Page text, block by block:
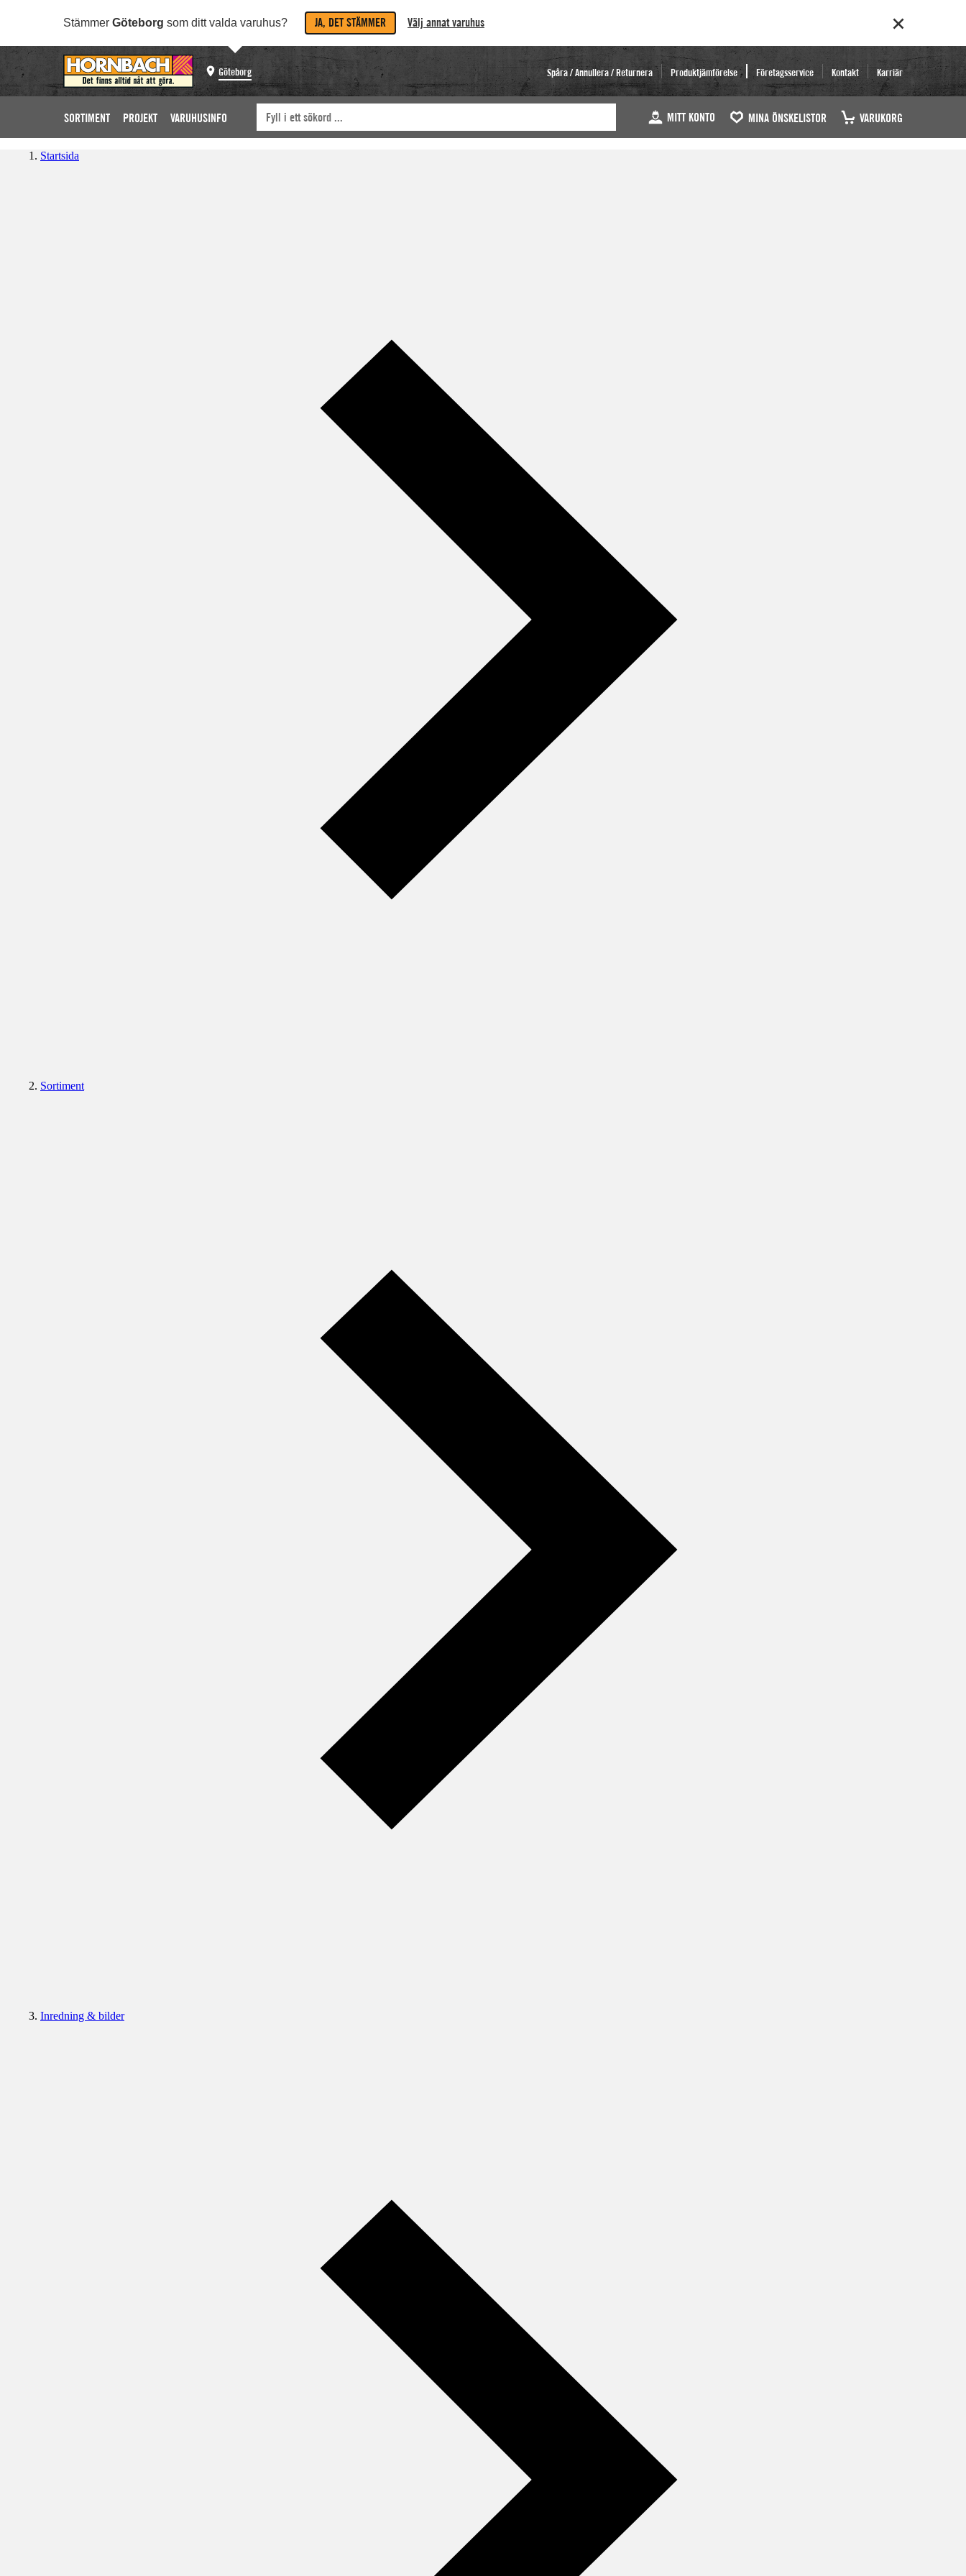
Stämmer Göteborg som ditt valda varuhus? JA, DET STÄMMER Välj annat varuhus
Göteborg Spåra / Annullera / Returnera Produktjämförelse Företagsservice Kontakt Karriär
SORTIMENT PROJEKT VARUHUSINFO MITT KONTO MINA ÖNSKELISTOR VARUKORG
Startsida
Sortiment
Inredning & bilder